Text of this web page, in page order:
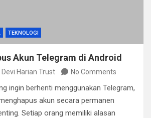
TEKNOLOGI
Akun Telegram di Android
Devi Harian Trust No Comments
ingin berhenti menggunakan Telegram,
akun secara permanen
Setiap orang memiliki alasan